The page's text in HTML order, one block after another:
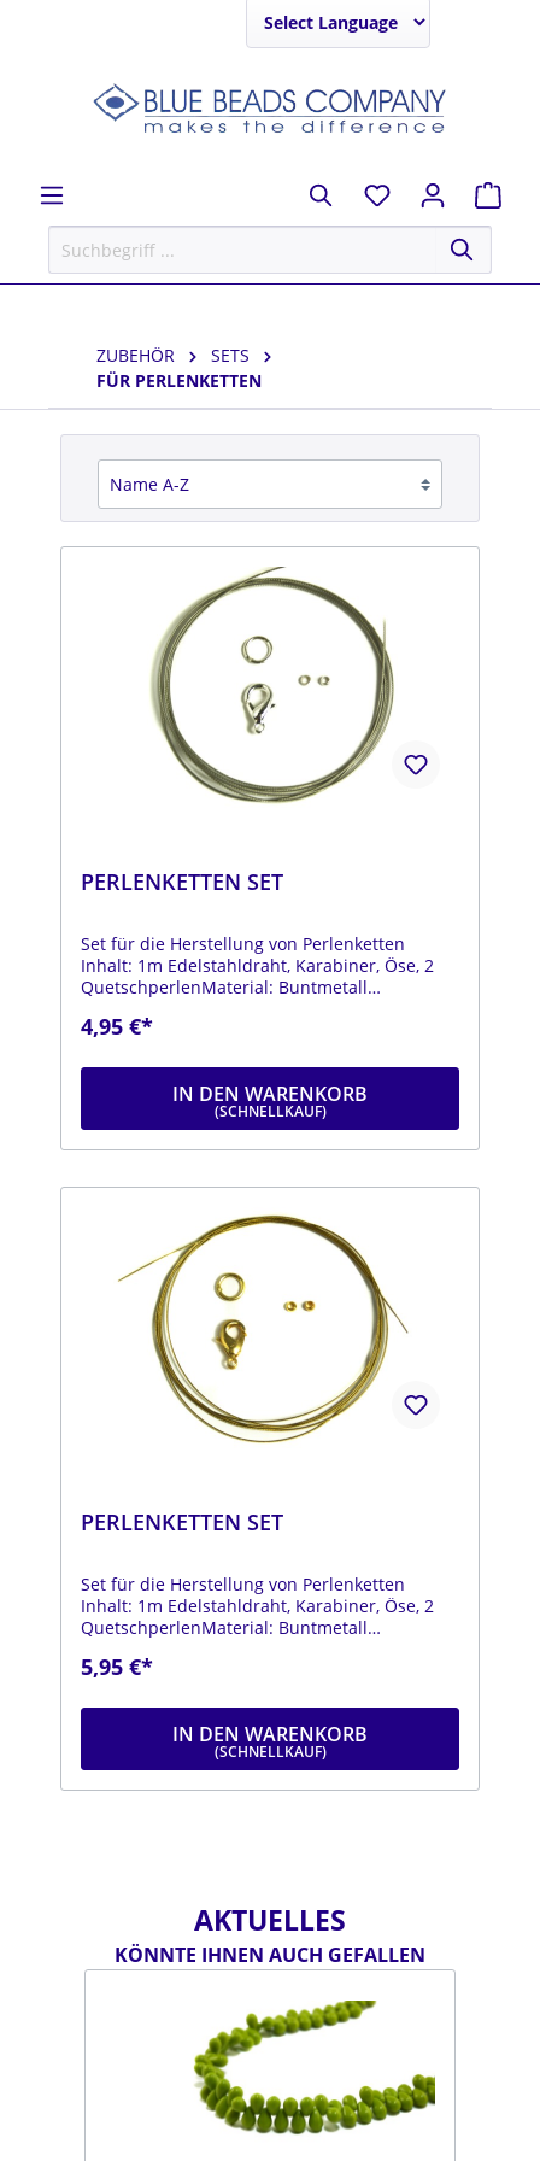
ZUBEHÖR
SETS
FÜR PERLENKETTEN
PERLENKETTEN SET
Set für die Herstellung von Perlenketten
Inhalt: 1m Edelstahldraht, Karabiner, Öse, 2
QuetschperlenMaterial: Buntmetall
4,95 €*
IN DEN WARENKORB
PERLENKETTEN SET
Set für die Herstellung von Perlenketten
Inhalt: 1m Edelstahldraht, Karabiner, Öse, 2
QuetschperlenMaterial: Buntmetall
5,95 €*
IN DEN WARENKORB
AKTUELLES
KÖNNTE IHNEN AUCH GEFALLEN